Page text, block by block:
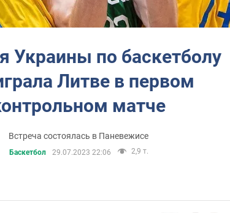
Украины по баскетболу
Литве в первом
матче
Встреча состоялась в Паневежисе
Баскетбол 29.07.2023 22:06 2,9 т.